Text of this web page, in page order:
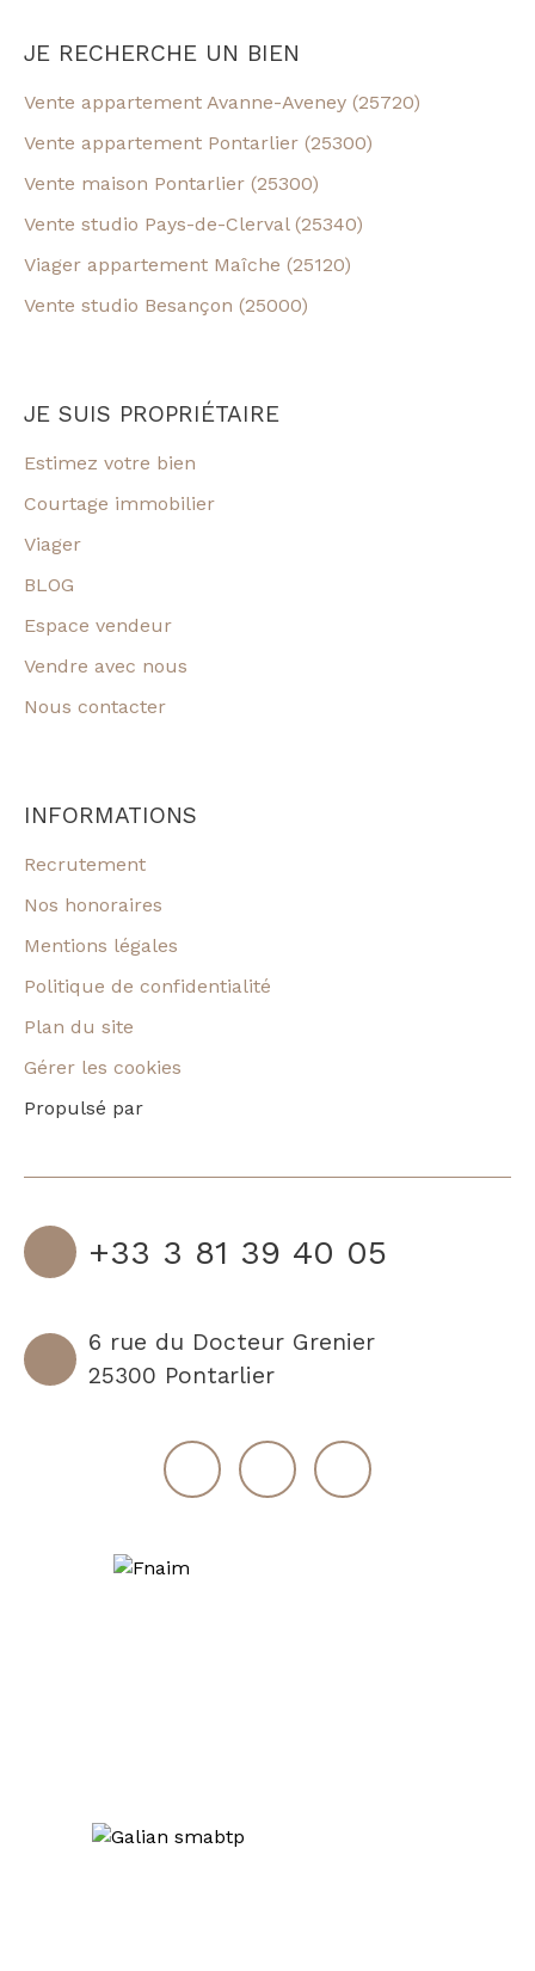
JE RECHERCHE UN BIEN
Vente appartement Avanne-Aveney (25720)
Vente appartement Pontarlier (25300)
Vente maison Pontarlier (25300)
Vente studio Pays-de-Clerval (25340)
Viager appartement Maîche (25120)
Vente studio Besançon (25000)
JE SUIS PROPRIÉTAIRE
Estimez votre bien
Courtage immobilier
Viager
BLOG
Espace vendeur
Vendre avec nous
Nous contacter
INFORMATIONS
Recrutement
Nos honoraires
Mentions légales
Politique de confidentialité
Plan du site
Gérer les cookies
Propulsé par
+33 3 81 39 40 05
6 rue du Docteur Grenier
25300 Pontarlier